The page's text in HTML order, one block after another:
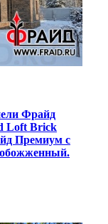
Фрайд
Loft Brick
Премиум с
обожженный.